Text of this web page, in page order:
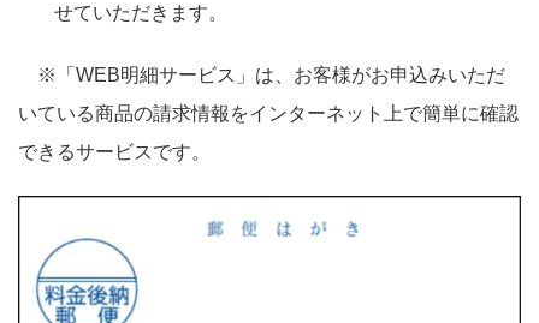
せていただきます。
※「WEB明細サービス」は、お客様がお申込みいただ
いている商品の請求情報をインターネット上で簡単に確認
できるサービスです。